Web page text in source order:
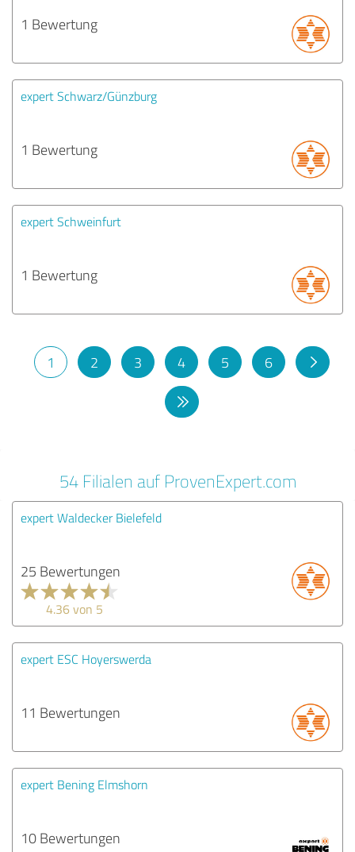
1 Bewertung
expert Schwarz/Günzburg
1 Bewertung
expert Schweinfurt
1 Bewertung
1 2 3 4 5 6
54 Filialen auf ProvenExpert.com
expert Waldecker Bielefeld
25 Bewertungen
4.36 von 5
expert ESC Hoyerswerda
11 Bewertungen
expert Bening Elmshorn
10 Bewertungen